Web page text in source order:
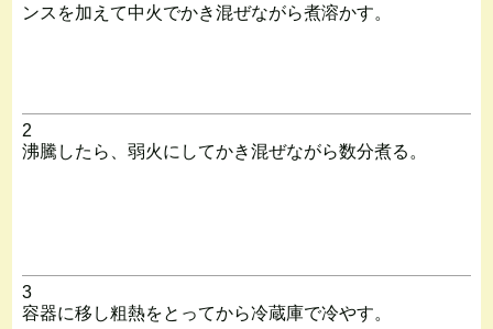
ンスを加えて中火でかき混ぜながら煮溶かす。
2
沸騰したら、弱火にしてかき混ぜながら数分煮る。
3
容器に移し粗熱をとってから冷蔵庫で冷やす。